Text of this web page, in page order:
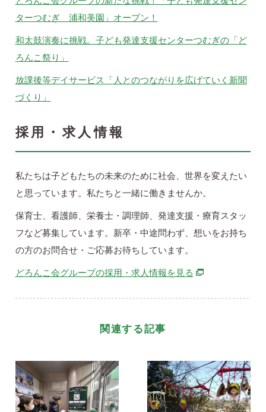
ターつむぎ 浦和美園」オープン！
和太鼓演奏に挑戦。子ども発達支援センターつむぎの「ど
ろんこ祭り」
放課後等デイサービス「人とのつながりを広げていく新聞
づくり」
採用・求人情報
私たちは子どもたちの未来のために社会、世界を変えたい
と思っています。私たちと一緒に働きませんか。
保育士、看護師、栄養士・調理師、発達支援・療育スタッ
フなど募集しています。新卒・中途問わず、想いをお持ち
の方のお問合せ・ご応募お待ちしています。
どろんこ会グループの採用・求人情報を見る 別ウィンドウで
関連する記事